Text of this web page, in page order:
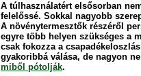
A túlhasználatért elsősorban
felelőssé. Sokkal nagyobb
A növénytermesztők részéről
egyre több helyen szükséges a
csak fokozza a
gyakoribbá válása, de nagyon
miből pótolják.